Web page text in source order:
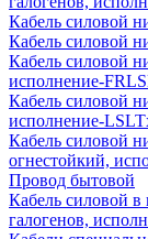
Кабель силовой
Кабель силовой
Кабель силовой
исполнение-
Кабель силовой
исполнение-
Кабель силовой
огнестойкий,
Провод бытовой
Кабель силовой
галогенов,